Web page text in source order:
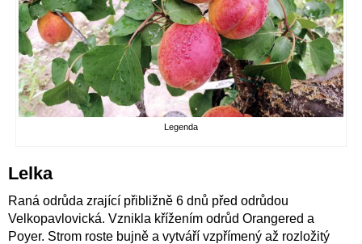
Legenda
Lelka
Raná odrůda zrající přibližně 6 dnů před odrůdou
Velkopavlovická. Vznikla křížením odrůd Orangered a
Poyer. Strom roste bujně a vytváří vzpřímený až rozložitý